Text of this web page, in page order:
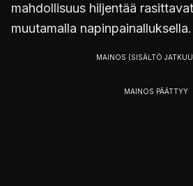
mahdollisuus hiljentää
muutamalla napinpainalluksella.